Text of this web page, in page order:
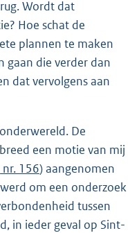
Wordt dat
Hoe schat de
plannen te maken
gaan die verder dan
dat vervolgens aan
De
een motie van mij
156) aangenomen
om een onderzoek
tussen
in ieder geval op Sint-